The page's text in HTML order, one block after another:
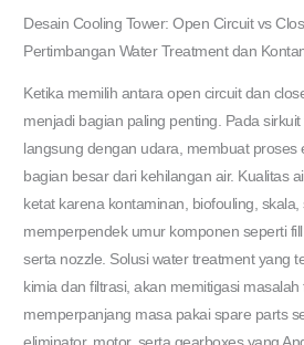
Desain Cooling Tower: Open Circuit vs
Pertimbangan Water Treatment dan
Ketika memilih antara open circuit dan
menjadi bagian paling penting. Pada
langsung dengan udara, membuat proses
bagian besar dari kehilangan air. Kualitas
ketat karena kontaminan, biofouling,
memperpendek umur komponen seperti
serta nozzle. Solusi water treatment yang
kimia dan filtrasi, akan memitigasi
memperpanjang masa pakai spare parts